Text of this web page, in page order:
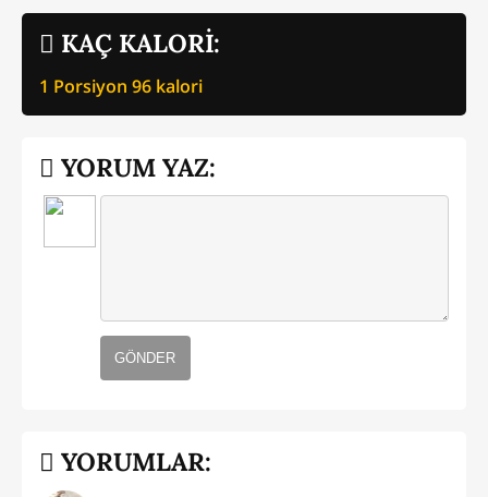
KAÇ KALORİ:
1 Porsiyon 96 kalori
YORUM YAZ:
GÖNDER
YORUMLAR: